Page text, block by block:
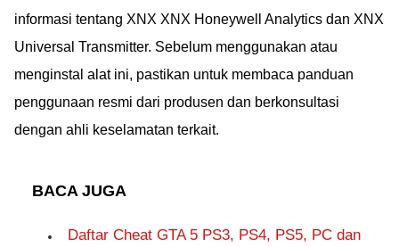
informasi tentang XNX XNX Honeywell Analytics dan XNX
Universal Transmitter. Sebelum menggunakan atau
menginstal alat ini, pastikan untuk membaca panduan
penggunaan resmi dari produsen dan berkonsultasi
dengan ahli keselamatan terkait.
BACA JUGA
Daftar Cheat GTA 5 PS3, PS4, PS5, PC dan